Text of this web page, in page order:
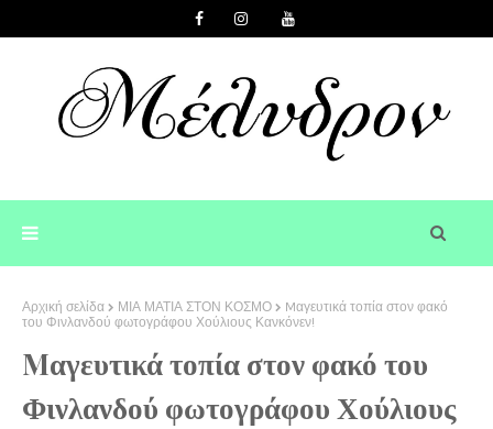
Αρχική σελίδα ΜΙΑ ΜΑΤΙΑ ΣΤΟΝ ΚΟΣΜΟ
Mαγευτικά τοπία στον φακό
του Φινλανδού φωτογράφου Χούλιους Κανκόνεν!
Mαγευτικά τοπία στον φακό του
Φινλανδού φωτογράφου Χούλιους